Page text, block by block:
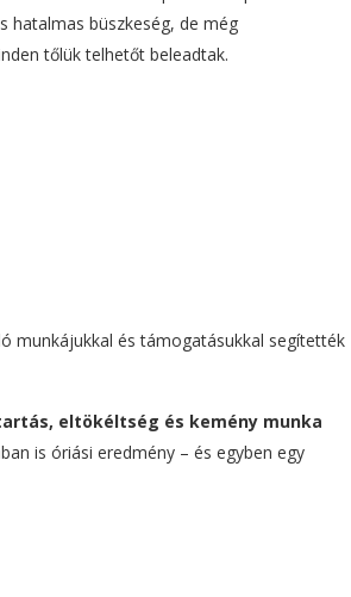
hatalmas büszkeség, de még
tőlük telhetőt beleadtak.
munkájukkal és támogatásukkal segítették
eltökéltség és kemény munka
is óriási eredmény – és egyben egy